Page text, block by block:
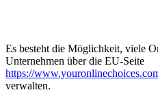
Es besteht die Möglichkeit, viele
Unternehmen über die EU-Seite
https://
verwalten.